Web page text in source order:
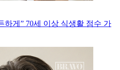
하게” 70세 이상 식생활 점수 가